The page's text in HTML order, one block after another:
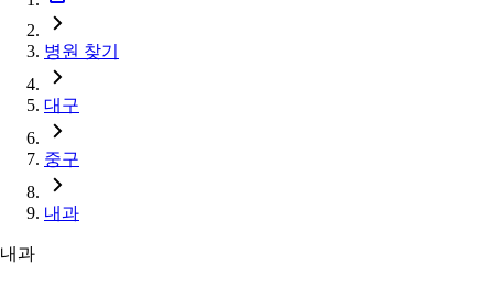
병원 찾기
대구
중구
내과
내과